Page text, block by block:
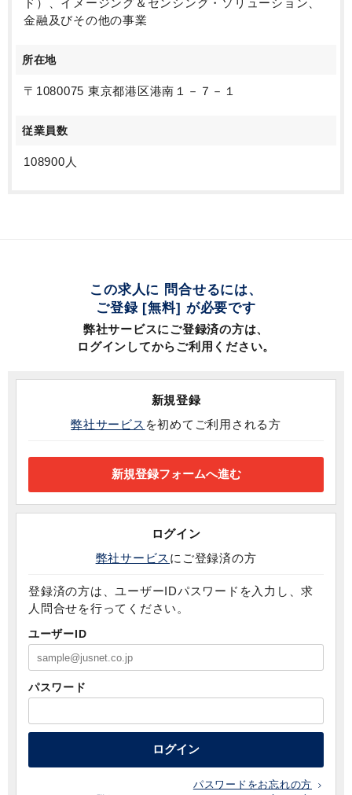
ド）、イメージング＆センシング・ソリューション、
金融及びその他の事業
所在地
〒1080075 東京都港区港南１－７－１
従業員数
108900人
この求人に 問合せるには、
ご登録 [無料] が必要です
弊社サービスにご登録済の方は、
ログインしてからご利用ください。
新規登録
弊社サービス を初めてご利用される方
ログイン
弊社サービス にご登録済の方
登録済の方は、ユーザーIDパスワードを入力し、求
人問合せを行ってください。
ユーザーID
パスワード
ログイン
パスワードをお忘れの方